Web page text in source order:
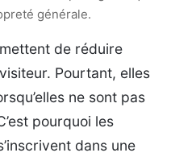
générale.
de réduire
Pourtant, elles
ne sont pas
pourquoi les
dans une